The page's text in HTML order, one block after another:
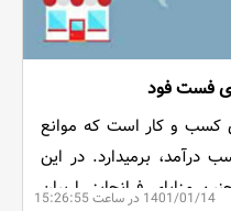
1401/01/14 در ساعت 15:26:55
کسب و کار است که موانع
درآمد، برمیدارد. در این
مزایای فرانچایز را بیان